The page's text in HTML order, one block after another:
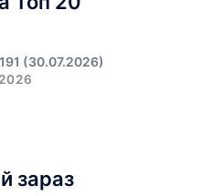
(30.07.2026)
зараз